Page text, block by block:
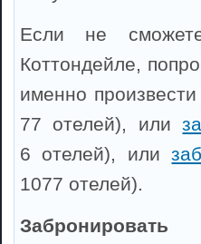
Если не
Коттондейле,
именно произвести
77 отелей), или
6 отелей), или
1077 отелей).